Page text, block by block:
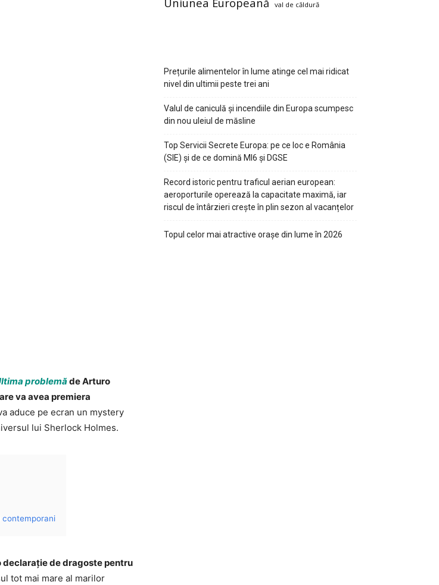
problemă de Arturo
va avea premiera
aduce pe ecran un mystery
lui Sherlock Holmes.
contemporani
declarație de dragoste pentru
tot mai mare al marilor
val de căldură
Prețurile alimentelor în lume atinge cel mai ridicat
nivel din ultimii peste trei ani
Valul de caniculă și incendiile din Europa scumpesc
din nou uleiul de măsline
Top Servicii Secrete Europa: pe ce loc e România
(SIE) și de ce domină MI6 și DGSE
Record istoric pentru traficul aerian european:
aeroporturile operează la capacitate maximă, iar
riscul de întârzieri crește în plin sezon al vacanțelor
Topul celor mai atractive orașe din lume în 2026